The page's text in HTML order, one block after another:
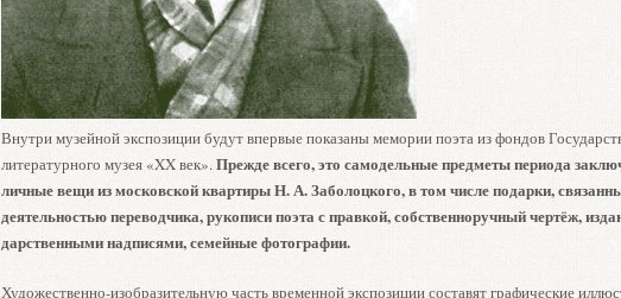
Внутри музейной экспозиции будут впервые показаны мемории поэта из фондов
литературного музея «XX век».Прежде всего, это самодельные предметы периода
личные вещи из московской квартиры Н. А. Заболоцкого, в том числе подарки,
деятельностью переводчика, рукописи поэта с правкой, собственноручный чертёж,
дарственными надписями, семейные фотографии.
Художественно-изобразительную часть временной экспозиции составят графические